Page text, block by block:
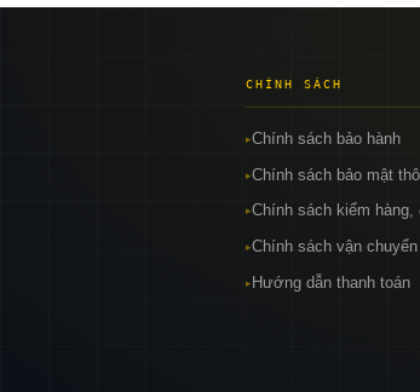
CHÍNH SÁCH
▸Chính sách bảo hành
▸Chính sách bảo mật
▸Chính sách kiểm hàng,
▸Chính sách vận
▸ Hướng dẫn thanh toán